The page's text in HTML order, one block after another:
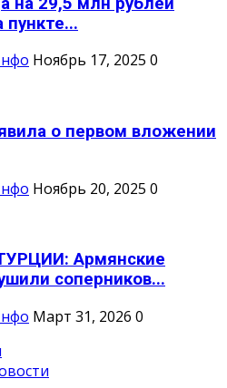
пункте...
Ноябрь 17, 2025 0
о первом вложении
Ноябрь 20, 2025 0
Армянские
соперников...
Март 31, 2026 0